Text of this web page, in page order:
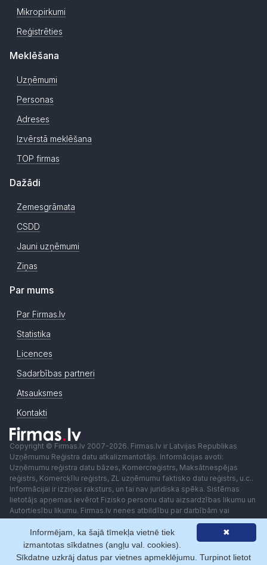
Mikropirkumi
Reģistrēties
Meklēšana
Uzņēmumi
Personas
Adreses
Izvērstā meklēšana
TOP firmas
Dažādi
Zemesgrāmata
CSDD
Jauni uzņēmumi
Ziņas
Par mums
Par Firmas.lv
Statistika
Licences
Sadarbības partneri
Atsauksmes
Kontakti
Copyright © Firmas.lv 2007-2026. Firmas.lv ir Latvijas Republikas
Uzņēmumu Reģistra datu atkalizmantotājs. Informācijas avoti:
Uzņēmumu reģistra datu bāzes, Komercreģistrs, Maksātnespējas
reģistrs, Komercķīlu reģistrs, ZL uzņēmumu faktisko datu reģistrs, u.c..
Informācijai ir izziņas raksturs, un tai nav juridiska spēka. Sistēmas
lietotājs apņemas ievērot Fizisko personu datu aizsardzības likumu un
Autortiesību likumu. Firmas.lv nenes atbildību par darbībām vai
lēmumiem, kas balstīti uz saņemto pakalpojumu. Lietotājam aizliegts
izmantot jebkādas automatizētas sistēmas vai iekārtas (robotus)
piekļuvei sistēmai bez rakstiskas saskaņošanas ar Firmas.lv. Galvenā
redaktore: Ingūna Pempere.
✖
Informējam, ka šajā tīmekļa vietnē tiek
izmantotas sīkdatnes (angļu val. cookies).
Sīkdatne uzkrāj datus par vietnes apmeklējumu. Turpinot lietot